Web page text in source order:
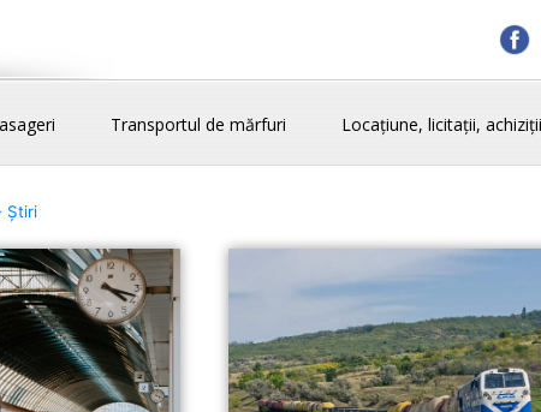
Transportul de mărfuri Locațiune, licitații, achiziții